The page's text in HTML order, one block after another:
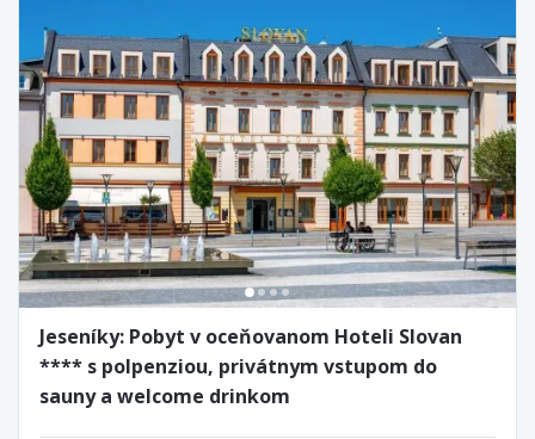
Jeseníky: Pobyt v oceňovanom Hoteli Slovan
**** s polpenziou, privátnym vstupom do
sauny a welcome drinkom